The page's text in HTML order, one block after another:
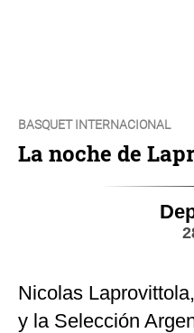
BASQUET INTERNACIONAL
La noche de
Nicolas
y la Selección